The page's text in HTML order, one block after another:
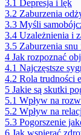
3.1 Depresja i lęk
3.2 Zaburzenia
3.3 Myśli
3.4 Uzależnienia i
3.5 Zaburzenia snu
4 Jak rozpoznać
4.1 Najczęstsze
4.2 Rola trudności
5 Jakie są skutki
5.1 Wpływ na
5.2 Wpływ na
5.3 Pogorszenie
6 Jak wspierać